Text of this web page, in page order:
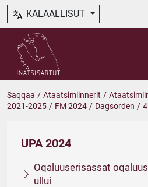
KALAALLISUT
Saqqaa / Ataatsimiinnerit /
2021-2025 / FM 2024 / Dagsorden / 4
UPA 2024
Oqaluuserisassat
ullui